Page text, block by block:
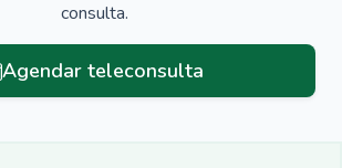
consulta.
Agendar teleconsulta